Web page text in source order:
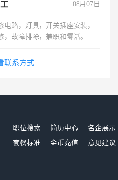
08月07日
电路，灯具，开关插座安装，
，故障排除，兼职和零活。
联系方式
职位搜索 简历中心 名企展示
套餐标准
金币充值 意见建议